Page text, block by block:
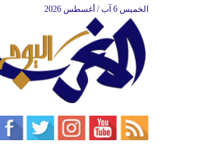
الخميس 6 آب / أغسطس 2026